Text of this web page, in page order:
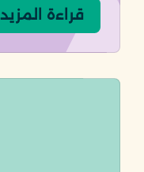
قراءة المزيد